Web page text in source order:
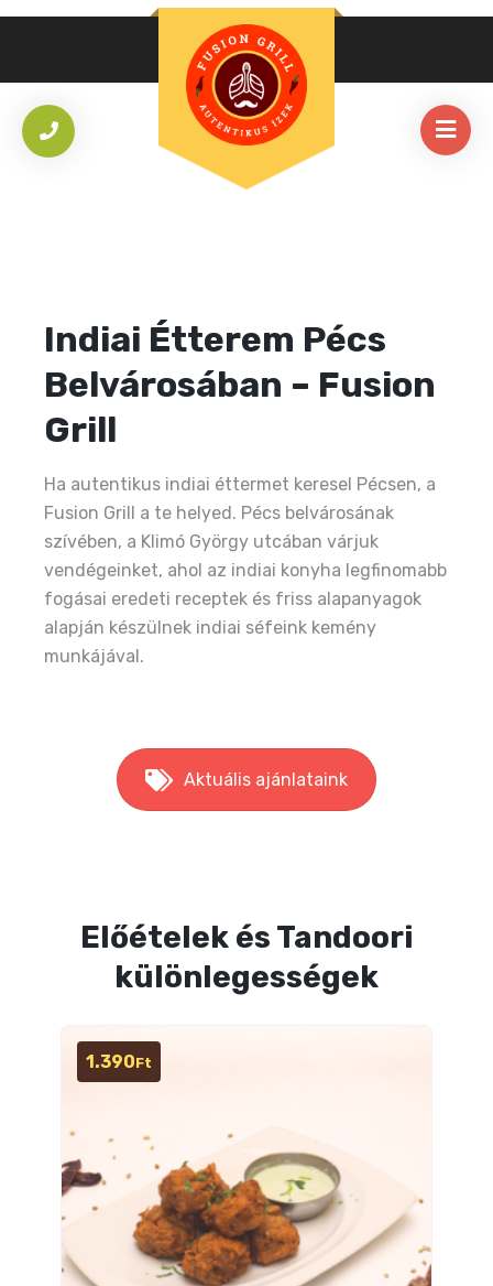
Indiai Étterem Pécs
Belvárosában – Fusion
Grill
Ha autentikus indiai éttermet keresel Pécsen, a
Fusion Grill a te helyed. Pécs belvárosának
szívében, a Klimó György utcában várjuk
vendégeinket, ahol az indiai konyha legfinomabb
fogásai eredeti receptek és friss alapanyagok
alapján készülnek indiai séfeink kemény
munkájával.
Aktuális ajánlataink
Előételek és Tandoori
különlegességek
1.390Ft